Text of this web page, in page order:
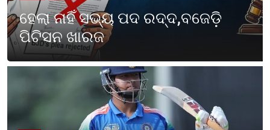
ଓଡ଼ିଶା ପାଳିଲା ପଶ୍ଚିମବଙ୍ଗ
ପ୍ରତିଷ୍ଠା ଦିବସ